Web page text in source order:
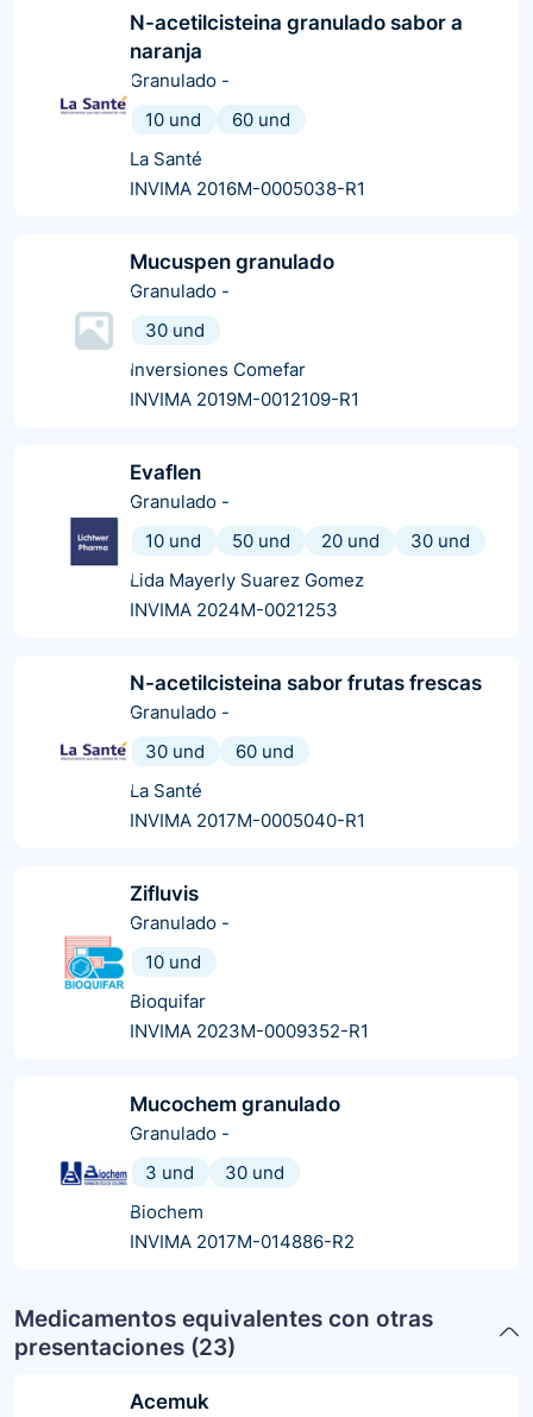
N-acetilcisteina granulado sabor a
naranja
Granulado -
10 und
60 und
La Santé
INVIMA 2016M-0005038-R1
Mucuspen granulado
Granulado -
30 und
Inversiones Comefar
INVIMA 2019M-0012109-R1
Evaflen
Granulado -
10 und
50 und 20 und
30 und
Lida Mayerly Suarez Gomez
INVIMA 2024M-0021253
N-acetilcisteina sabor frutas frescas
Granulado -
30 und
60 und
La Santé
INVIMA 2017M-0005040-R1
Zifluvis
Granulado -
10 und
Bioquifar
INVIMA 2023M-0009352-R1
Mucochem granulado
Granulado -
3 und
30 und
Biochem
INVIMA 2017M-014886-R2
Medicamentos equivalentes con otras
presentaciones (23)
Acemuk